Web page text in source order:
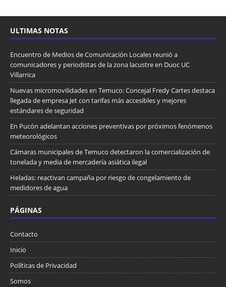
ULTIMAS NOTAS
Encuentro de Medios de Comunicación Locales reunió a
comunicadores y periodistas de la zona lacustre en Duoc UC
Villarrica
Nuevas micromovilidades en Temuco: Concejal Fredy Cartes destaca
llegada de empresa Jet con tarifas más accesibles y mejores
estándares de seguridad
En Pucón adelantan acciones preventivas por próximos fenómenos
meteorológicos
Cámaras municipales de Temuco detectaron la comercialización de
tonelada y media de mercadería asiática ilegal
Heladas: reactivan campaña por riesgo de congelamiento de
medidores de agua
PÁGINAS
Contacto
Inicio
Políticas de Privacidad
Somos